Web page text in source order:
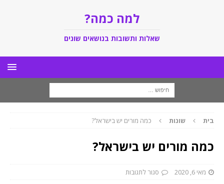
למה כמה?
שאלות ותשובות בנושאים שונים
בית שונות כמה מורים יש בישראל?
כמה מורים יש בישראל?
מאי 6, 2020 סגור לתגובות